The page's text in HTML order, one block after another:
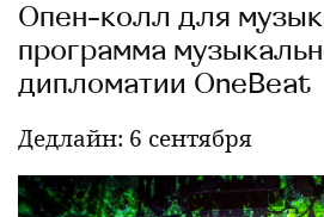
Опен-колл для
программа
дипломатии OneBeat
Дедлайн: 6 сентября